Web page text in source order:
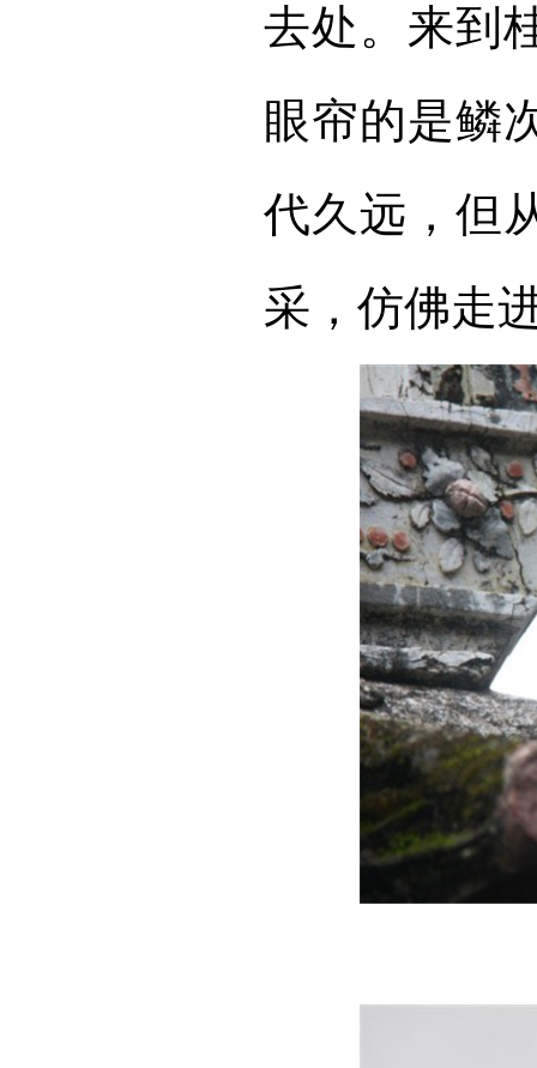
去处。来到
眼帘的是鳞
代久远，但
采，仿佛走